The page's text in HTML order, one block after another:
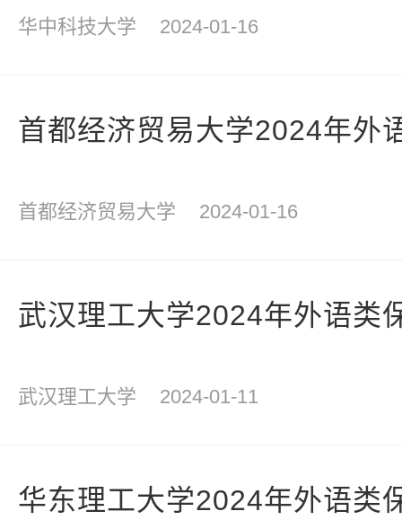
华中科技大学 2024-01-16
首都经济贸易大学2024年外
首都经济贸易大学 2024-01-16
武汉理工大学2024年外语类
武汉理工大学 2024-01-11
华东理工大学2024年外语类